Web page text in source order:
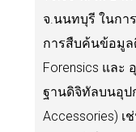
จ.นนทบุรี ในกา
การสืบค้นข้อมู
Forensics และ
ฐานดิจิทัลบนอุป
Accessories) เ